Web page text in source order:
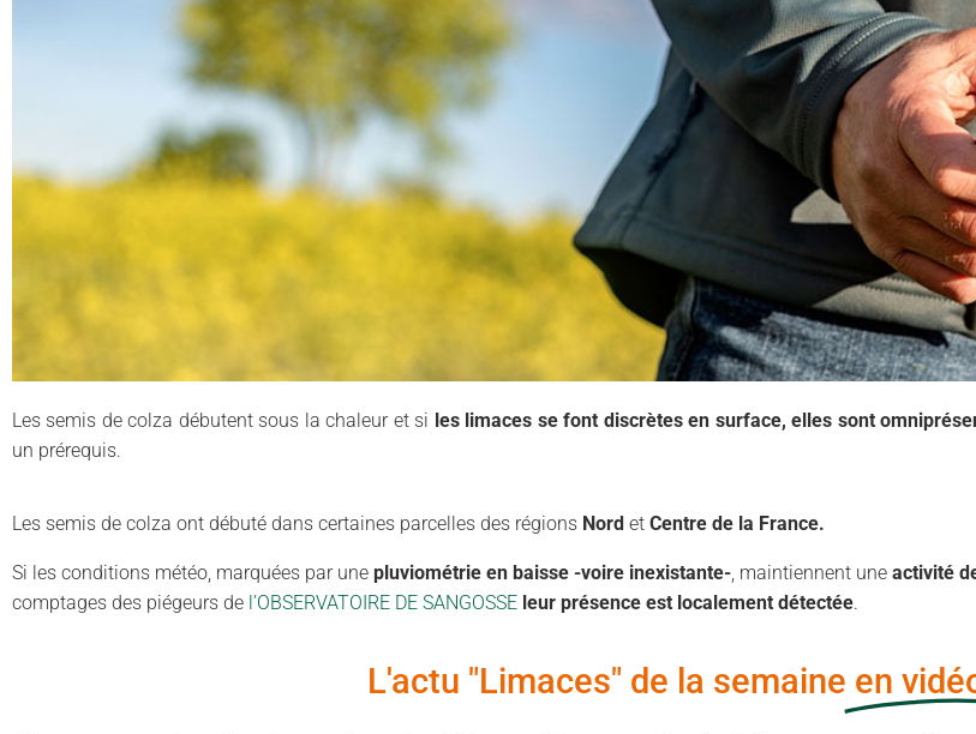
Les semis de colza débutent sous la chaleur et si les limaces se font discrètes en surface, elles sont
un prérequis.
Les semis de colza ont débuté dans certaines parcelles des régions Nord et Centre de la France.
Si les conditions météo, marquées par une pluviométrie en baisse -voire inexistante-, maintiennent une activité
comptages des piégeurs de l’OBSERVATOIRE DE SANGOSSE leur présence est localement détectée.
L'actu "Limaces" de la semaine en